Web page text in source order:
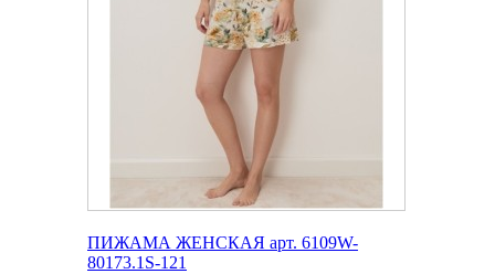
ПИЖАМА ЖЕНСКАЯ арт. 6109W-
80173.1S-121